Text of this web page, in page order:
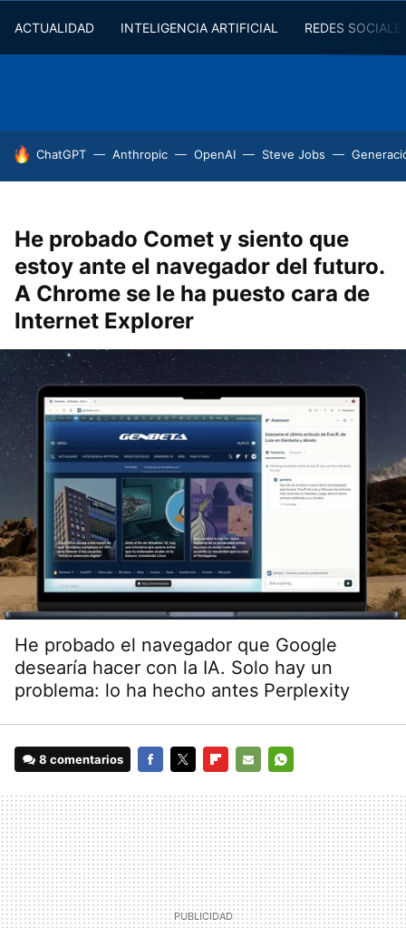
ACTUALIDAD INTELIGENCIA ARTIFICIAL REDES
HOY SE HABLA DE
ChatGPT Anthropic OpenAI Steve Jobs
He probado Comet y siento que
estoy ante el navegador del futuro.
A Chrome se le ha puesto cara de
Internet Explorer
He probado el navegador que Google
desearía hacer con la IA. Solo hay un
problema: lo ha hecho antes Perplexity
8 comentarios
MAIL